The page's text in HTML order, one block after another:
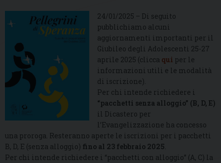
24/01/2025 – Di seguito
pubblichiamo alcuni
aggiornamenti importanti per il
Giubileo degli Adolescenti 25-27
aprile 2025 (clicca qui per le
informazioni utili e le modalità
di iscrizione).
Per chi intende richiedere i
“pacchetti senza alloggio” (B, D, E)
il Dicastero per
l’Evangelizzazione ha concesso
una proroga. Resteranno aperte le iscrizioni per i pacchetti
B, D, E (senza alloggio) fino al 23 febbraio 2025.
Per chi intende richiedere i “pacchetti con alloggio” (A, C) la